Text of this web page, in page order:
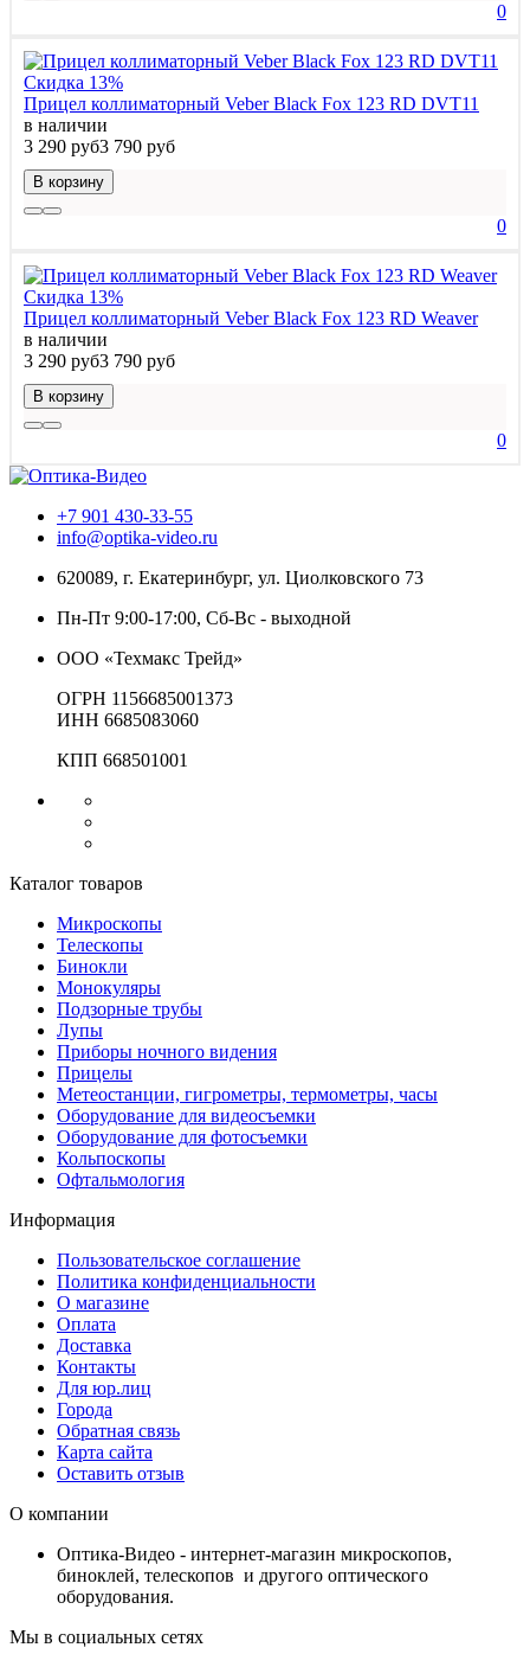
0
Скидка 13%
Прицел коллиматорный Veber Black Fox 123 RD DVT11
в наличии
3 290 руб3 790 руб
В корзину
0
Скидка 13%
Прицел коллиматорный Veber Black Fox 123 RD Weaver
в наличии
3 290 руб3 790 руб
В корзину
0
+7 901 430-33-55
info@optika-video.ru
620089, г. Екатеринбург, ул. Циолковского 73
Пн-Пт 9:00-17:00, Сб-Вс - выходной
ООО «Техмакс Трейд»
ОГРН 1156685001373
ИНН 6685083060
КПП 668501001
Каталог товаров
Микроскопы
Телескопы
Бинокли
Монокуляры
Подзорные трубы
Лупы
Приборы ночного видения
Прицелы
Метеостанции, гигрометры, термометры, часы
Оборудование для видеосъемки
Оборудование для фотосъемки
Кольпоскопы
Офтальмология
Информация
Пользовательское соглашение
Политика конфиденциальности
О магазине
Оплата
Доставка
Контакты
Для юр.лиц
Города
Обратная связь
Карта сайта
Оставить отзыв
О компании
Оптика-Видео - интернет-магазин микроскопов,
биноклей, телескопов и другого оптического
оборудования.
Мы в социальных сетях